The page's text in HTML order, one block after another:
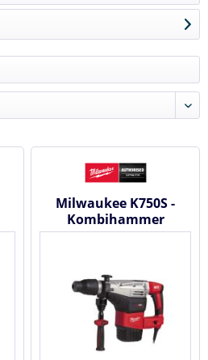
Milwaukee K750S -
Kombihammer
#4933398600